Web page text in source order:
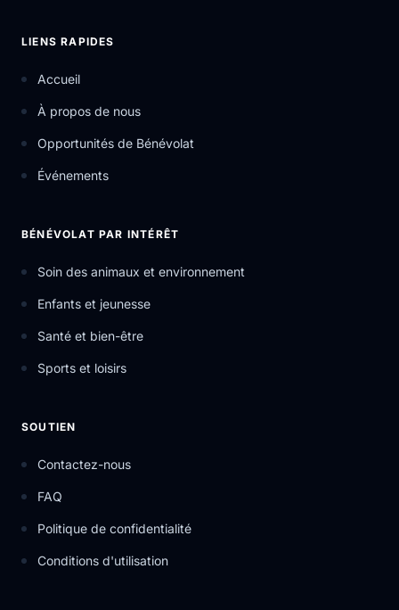
LIENS RAPIDES
Accueil
À propos de nous
Opportunités de Bénévolat
Événements
BÉNÉVOLAT PAR INTÉRÊT
Soin des animaux et environnement
Enfants et jeunesse
Santé et bien-être
Sports et loisirs
SOUTIEN
Contactez-nous
FAQ
Politique de confidentialité
Conditions d'utilisation